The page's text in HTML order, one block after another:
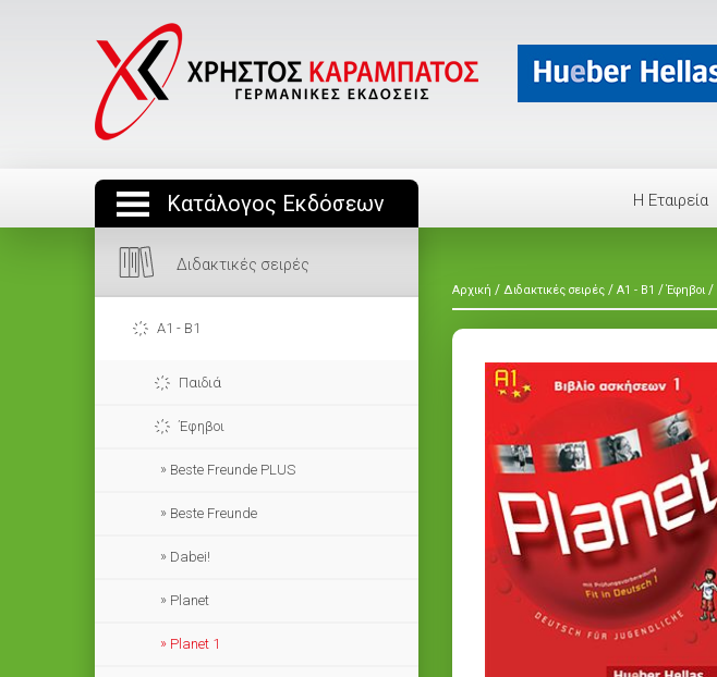
Κατάλογος Εκδόσεων Η Eταιρεία
Διδακτικές σειρές
A1 - B1
Παιδιά
Έφηβοι
Beste Freunde PLUS
Beste Freunde
Dabei!
Planet
Planet 1
Αρχική / Διδακτικές σειρές / A1 - B1 / Έφηβοι /